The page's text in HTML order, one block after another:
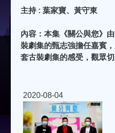
主持 : 葉家寶、黃守東
內容：本集《關公與您》
裝劇集的甄志強擔任嘉賓
套古裝劇集的感受，觀眾切
2020-08-04